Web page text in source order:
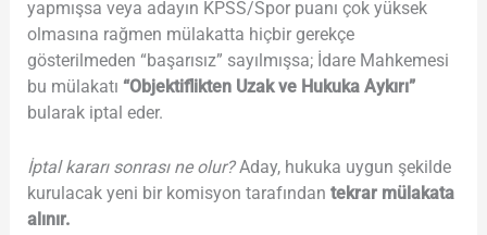
yapmışsa veya adayın KPSS/Spor puanı çok yüksek
olmasına rağmen mülakatta hiçbir gerekçe
gösterilmeden “başarısız” sayılmışsa; İdare Mahkemesi
bu mülakatı “Objektiflikten Uzak ve Hukuka Aykırı”
bularak iptal eder.
İptal kararı sonrası ne olur?Aday, hukuka uygun şekilde
kurulacak yeni bir komisyon tarafından tekrar mülakata
alınır.